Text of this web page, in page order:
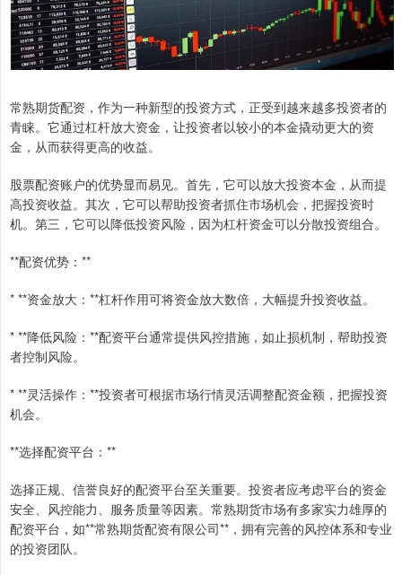
常熟期货配资，作为一种新型的投资方式，正受到越来越多投资者的
青睐。它通过杠杆放大资金，让投资者以较小的本金撬动更大的资
金，从而获得更高的收益。
股票配资账户的优势显而易见。首先，它可以放大投资本金，从而提
高投资收益。其次，它可以帮助投资者抓住市场机会，把握投资时
机。第三，它可以降低投资风险，因为杠杆资金可以分散投资组合。
**配资优势：**
* **资金放大：**杠杆作用可将资金放大数倍，大幅提升投资收益。
* **降低风险：**配资平台通常提供风控措施，如止损机制，帮助投资
者控制风险。
* **灵活操作：**投资者可根据市场行情灵活调整配资金额，把握投资
机会。
**选择配资平台：**
选择正规、信誉良好的配资平台至关重要。投资者应考虑平台的资金
安全、风控能力、服务质量等因素。常熟期货市场有多家实力雄厚的
配资平台，如**常熟期货配资有限公司**，拥有完善的风控体系和专业
的投资团队。